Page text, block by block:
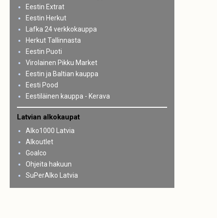
Eestin Extrat
Eestin Herkut
Lafka 24 verkkokauppa
Herkut Tallinnasta
Eestin Puoti
Virolainen Pikku Market
Eestin ja Baltian kauppa
Eesti Pood
Eestiläinen kauppa - Kerava
Latvian alkokaupat
Alko1000 Latvia
Alkoutlet
Goalco
Ohjeita hakuun
SuPerAlko Latvia